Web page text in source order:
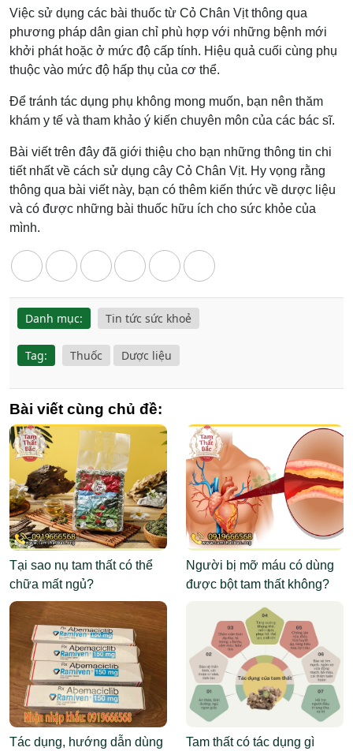
Việc sử dụng các bài thuốc từ Cỏ Chân Vịt thông qua
phương pháp dân gian chỉ phù hợp với những bệnh mới
khởi phát hoặc ở mức độ cấp tính. Hiệu quả cuối cùng phụ
thuộc vào mức độ hấp thụ của cơ thể.
Để tránh tác dụng phụ không mong muốn, bạn nên thăm
khám y tế và tham khảo ý kiến chuyên môn của các bác sĩ.
Bài viết trên đây đã giới thiệu cho bạn những thông tin chi
tiết nhất về cách sử dụng cây Cỏ Chân Vịt. Hy vọng rằng
thông qua bài viết này, bạn có thêm kiến thức về dược liệu
và có được những bài thuốc hữu ích cho sức khỏe của
mình.
Danh mục: Tin tức sức khoẻ
Tag: Thuốc Dược liệu
Bài viết cùng chủ đề:
Tại sao nụ tam thất có thể
chữa mất ngủ?
Người bị mỡ máu có dùng
được bột tam thất không?
Tác dụng, hướng dẫn dùng
Tam thất có tác dụng gì